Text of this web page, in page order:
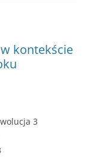
kontekście
3